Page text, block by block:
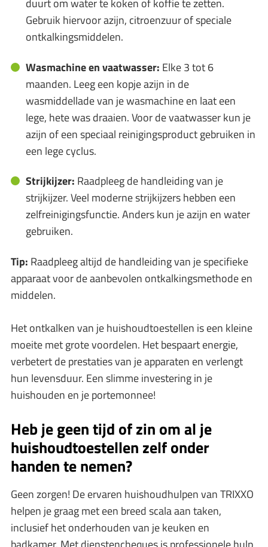
duurt om water te koken of koffie te zetten.
Gebruik hiervoor azijn, citroenzuur of speciale
ontkalkingsmiddelen.
Wasmachine en vaatwasser: Elke 3 tot 6
maanden. Leeg een kopje azijn in de
wasmiddellade van je wasmachine en laat een
lege, hete was draaien. Voor de vaatwasser kun je
azijn of een speciaal reinigingsproduct gebruiken in
een lege cyclus.
Strijkijzer: Raadpleeg de handleiding van je
strijkijzer. Veel moderne strijkijzers hebben een
zelfreinigingsfunctie. Anders kun je azijn en water
gebruiken.
Tip: Raadpleeg altijd de handleiding van je specifieke
apparaat voor de aanbevolen ontkalkingsmethode en
middelen.
Het ontkalken van je huishoudtoestellen is een kleine
moeite met grote voordelen. Het bespaart energie,
verbetert de prestaties van je apparaten en verlengt
hun levensduur. Een slimme investering in je
huishouden en je portemonnee!
Heb je geen tijd of zin om al je
huishoudtoestellen zelf onder
handen te nemen?
Geen zorgen! De ervaren huishoudhulpen van TRIXXO
helpen je graag met een breed scala aan taken,
inclusief het onderhouden van je keuken en